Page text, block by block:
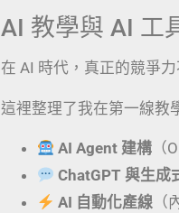
AI 教學與 AI 工
在 AI 時代，真正的競爭
這裡整理了我在第一線教
AI Agent 建構 （
ChatGPT 與生成
AI 自動化產線 （